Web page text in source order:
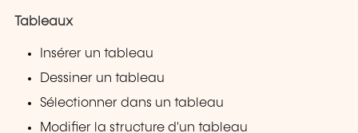
Tableaux
Insérer un tableau
Dessiner un tableau
Sélectionner dans un tableau
Modifier la structure d'un tableau